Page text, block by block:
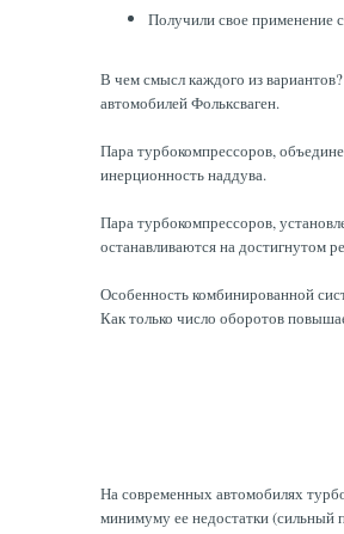
Получили свое применение
В чем смысл каждого из
автомобилей Фольксваген.
Пара турбокомпрессоров,
инерционность наддува.
Пара турбокомпрессоров,
останавливаются на достигнутом
Особенность комбинированной
Как только число оборотов
На современных автомобилях
минимуму ее недостатки (сильный